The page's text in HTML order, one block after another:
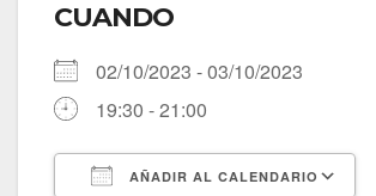
CUANDO
02/10/2023 - 03/10/2023
19:30 - 21:00
AÑADIR AL CALENDARIO